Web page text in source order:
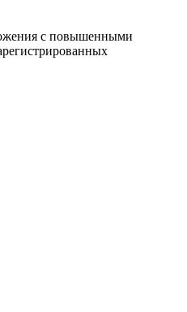
с повышенными